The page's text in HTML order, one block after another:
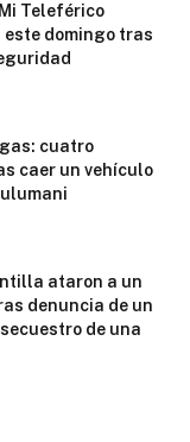
Teleférico
domingo tras
cuatro
caer un vehículo
ataron a un
denuncia de un
de una